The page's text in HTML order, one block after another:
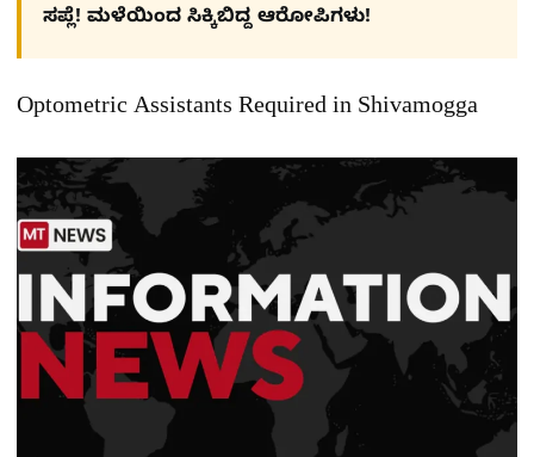
ಸಪ್ಲೆ! ಮಳೆಯಿಂದ ಸಿಕ್ಕಿಬಿದ್ದ ಆರೋಪಿಗಳು!
Optometric Assistants Required in Shivamogga